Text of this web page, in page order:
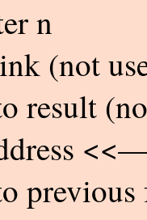
n
(not
result